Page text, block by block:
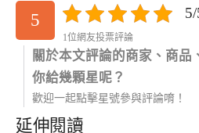
5
1位網友投票評論
關於本文評論的商家、商品
你給幾顆星呢？
歡迎一起點擊星號參與評論唷！
延伸閱讀